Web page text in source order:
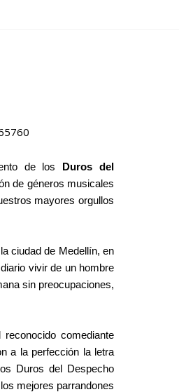
de los Duros del
de géneros musicales
mayores orgullos
ciudad de Medellín, en
vivir de un hombre
sin preocupaciones,
comediante
a la perfección la letra
Duros del Despecho
mejores parrandones